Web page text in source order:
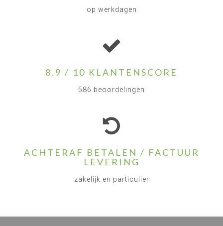
op werkdagen
8.9 / 10 KLANTENSCORE
586 beoordelingen
ACHTERAF BETALEN / FACTUUR
LEVERING
zakelijk en particulier